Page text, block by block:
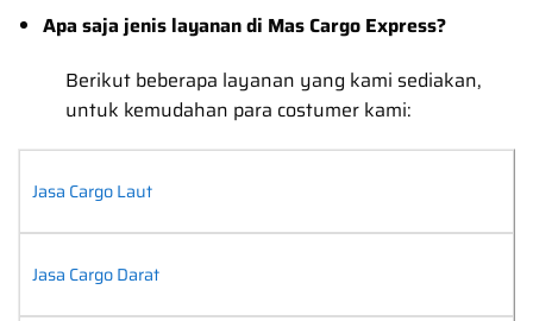
Apa saja jenis layanan di Mas Cargo Express?
Berikut beberapa layanan yang kami sediakan,
untuk kemudahan para costumer kami:
Jasa Cargo Laut
Jasa Cargo Darat